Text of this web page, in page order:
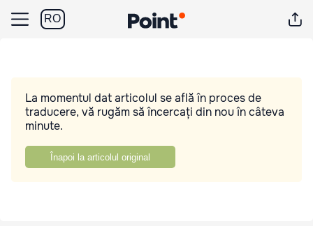
RO
La momentul dat articolul se află în proces de
traducere, vă rugăm să încercați din nou în câteva
minute.
Înapoi la articolul original